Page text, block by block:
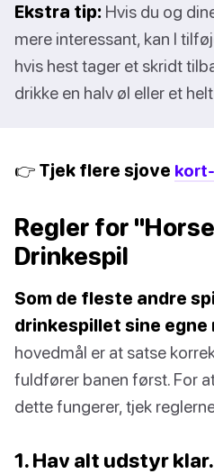
Ekstra tip: Hvis du og
mere interessant, kan I
hvis hest tager et skridt
drikke en halv øl eller et
👉 Tjek flere sjove
Regler for
Drinkespil
Som de fleste andre
drinkespillet sine egne
hovedmål er at satse
fuldfører banen først. For
dette fungerer, tjek
1. Hav alt udstyr klar.